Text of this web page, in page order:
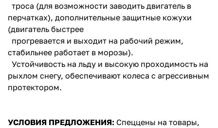
троса (для возможности заводить двигатель в
перчатках), дополнительные защитные кожухи
(двигатель быстрее
прогревается и выходит на рабочий режим,
стабильнее работает в морозы).
Устойчивость на льду и высокую проходимость на
рыхлом снегу, обеспечивают колеса с агрессивным
протектором.
УСЛОВИЯ ПРЕДЛОЖЕНИЯ: Спеццены на товары,